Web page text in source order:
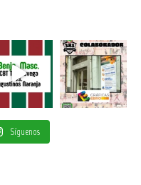
Síguenos